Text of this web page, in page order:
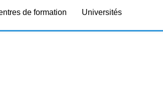
de formation Universités